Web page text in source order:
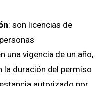
: son licencias de
una vigencia de un año,
la duración del permiso